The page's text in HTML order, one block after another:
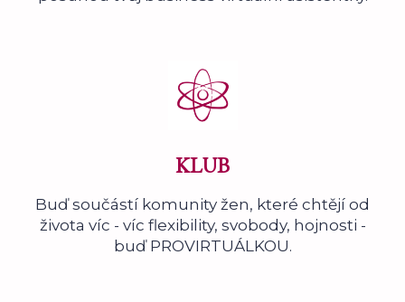
KLUB
Buď součástí komunity žen, které chtějí od
života víc - víc flexibility, svobody, hojnosti -
buď PROVIRTUÁLKOU.